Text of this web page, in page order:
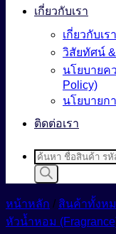
เกี่ยวกับเรา
เกี่ยวกับเรา
วิสัยทัศน์
นโยบายค
Policy)
นโยบายก
ติดต่อเรา
Products
search
หน้าหลัก / สินค้าทั้งห
หัวน้ำหอม